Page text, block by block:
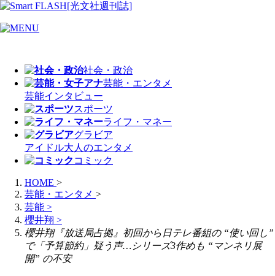
社会・政治
芸能・エンタメ
芸能インタビュー
スポーツ
ライフ・マネー
グラビア
アイドル大人のエンタメ
コミック
HOME >
芸能・エンタメ >
芸能 >
櫻井翔 >
櫻井翔『放送局占拠』初回から日テレ番組の “使い回し”
で「予算節約」疑う声…シリーズ3作めも “マンネリ展
開” の不安